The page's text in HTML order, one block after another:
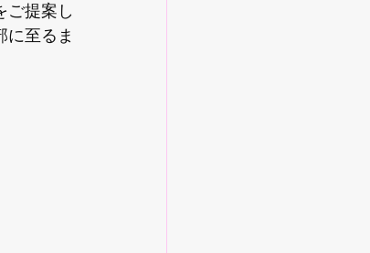
ご提案し
に至るま